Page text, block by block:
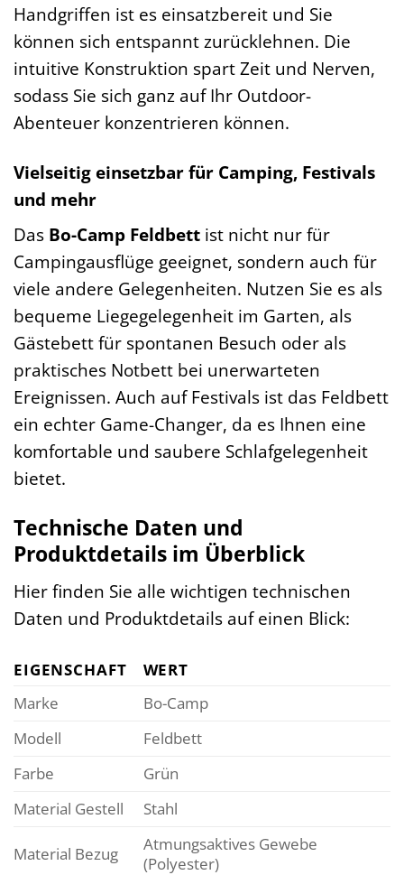
Handgriffen ist es einsatzbereit und Sie
können sich entspannt zurücklehnen. Die
intuitive Konstruktion spart Zeit und Nerven,
sodass Sie sich ganz auf Ihr Outdoor-
Abenteuer konzentrieren können.
Vielseitig einsetzbar für Camping, Festivals
und mehr
Das Bo-Camp Feldbett ist nicht nur für
Campingausflüge geeignet, sondern auch für
viele andere Gelegenheiten. Nutzen Sie es als
bequeme Liegegelegenheit im Garten, als
Gästebett für spontanen Besuch oder als
praktisches Notbett bei unerwarteten
Ereignissen. Auch auf Festivals ist das Feldbett
ein echter Game-Changer, da es Ihnen eine
komfortable und saubere Schlafgelegenheit
bietet.
Technische Daten und
Produktdetails im Überblick
Hier finden Sie alle wichtigen technischen
Daten und Produktdetails auf einen Blick:
EIGENSCHAFT
WERT
Marke
Bo-Camp
Modell
Feldbett
Farbe
Grün
Material Gestell
Stahl
Material Bezug
Atmungsaktives Gewebe
(Polyester)